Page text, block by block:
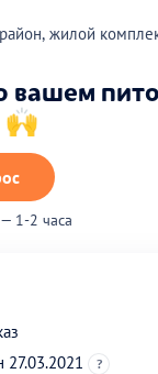
жилой
вашем
🙌
1-2 часа
?